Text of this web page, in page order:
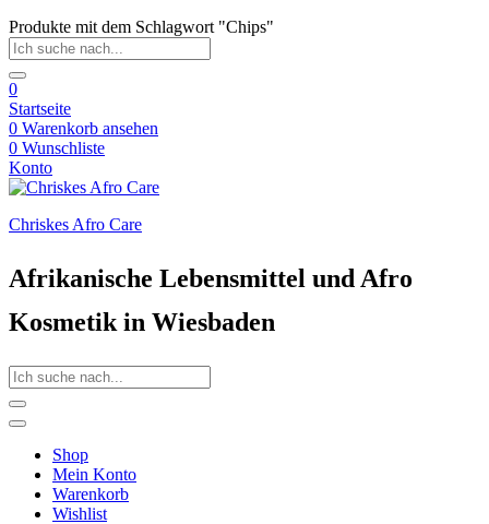
Produkte mit dem Schlagwort "Chips"
0
Startseite
0 Warenkorb ansehen
0 Wunschliste
Konto
Chriskes Afro Care
Afrikanische Lebensmittel und Afro
Kosmetik in Wiesbaden
Shop
Mein Konto
Warenkorb
Wishlist